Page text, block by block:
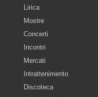
Lirica
Mostre
Concerti
Incontri
Mercati
Intrattenimento
Discoteca